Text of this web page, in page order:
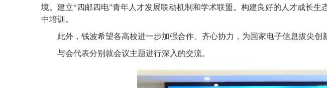
境。 建立“四邮四电”青年人才发展联动机制和学术联盟。 构建良好的人才成长生
中培训。
此外，钱波希望各高校进一步加强合作、齐心协力，为国家电子信息拔尖创
与会代表分别就会议主题进行深入的交流。